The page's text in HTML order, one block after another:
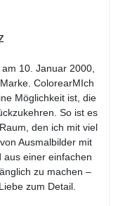
10. Januar 2000,
ColorearMIch
Möglichkeit ist, die
So ist es
den ich mit viel
Ausmalbilder mit
aus einer einfachen
zu machen –
zum Detail.